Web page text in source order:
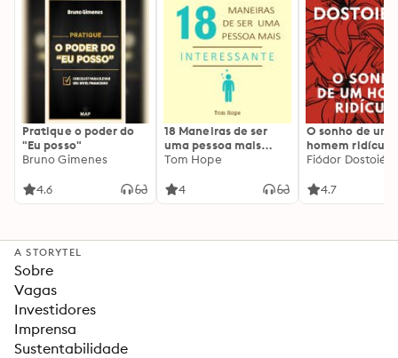
Pratique o poder do
"Eu posso"
Bruno Gimenes
4.6
18 Maneiras de ser
uma pessoa mais
interessante
Tom Hope
4
O sonho de um
homem ridículo
Fiódor
4.7
A STORYTEL
Sobre
Vagas
Investidores
Imprensa
Sustentabilidade